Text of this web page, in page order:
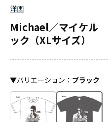
洋画
Michael／マイケル
ック（XLサイズ）
▼バリエーション ： ブラック